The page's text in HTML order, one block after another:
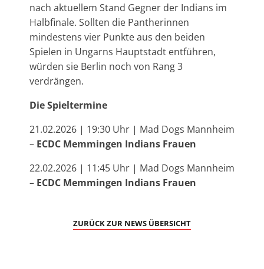
nach aktuellem Stand Gegner der Indians im
Halbfinale. Sollten die Pantherinnen
mindestens vier Punkte aus den beiden
Spielen in Ungarns Hauptstadt entführen,
würden sie Berlin noch von Rang 3
verdrängen.
Die Spieltermine
21.02.2026 | 19:30 Uhr | Mad Dogs Mannheim
– ECDC Memmingen Indians Frauen
22.02.2026 | 11:45 Uhr | Mad Dogs Mannheim
– ECDC Memmingen Indians Frauen
ZURÜCK ZUR NEWS ÜBERSICHT